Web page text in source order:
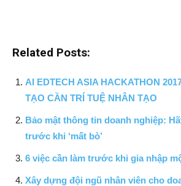
Related Posts:
AI EDTECH ASIA HACKATHON
TẠO CẦN TRÍ TUỆ NHÂN TẠO
Bảo mật thông tin doanh nghiệp:
trước khi ‘mất bò’
6 việc cần làm trước khi gia nhập
Xây dựng đội ngũ nhân viên cho